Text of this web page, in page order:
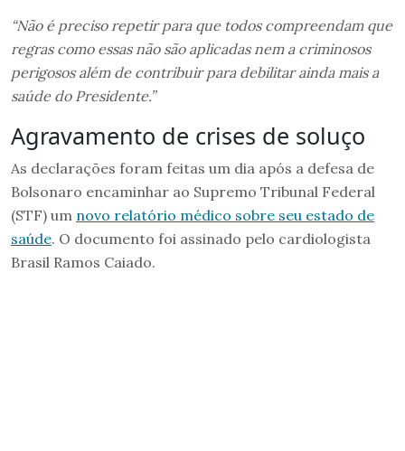
“Não é preciso repetir para que todos compreendam que
regras como essas não são aplicadas nem a criminosos
perigosos além de contribuir para debilitar ainda mais a
saúde do Presidente.”
Agravamento de crises de soluço
As declarações foram feitas um dia após a defesa de
Bolsonaro encaminhar ao Supremo Tribunal Federal
(STF) um novo relatório médico sobre seu estado de
saúde. O documento foi assinado pelo cardiologista
Brasil Ramos Caiado.